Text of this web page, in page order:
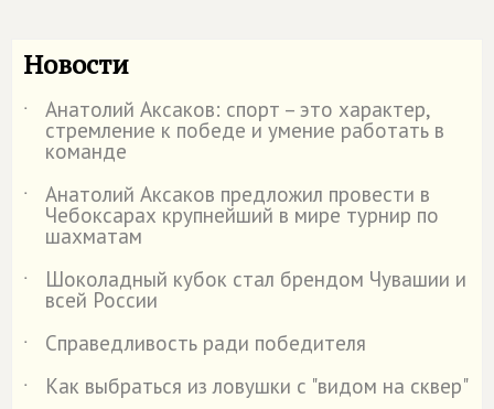
Новости
˙ Анатолий Аксаков: спорт – это характер,
стремление к победе и умение работать в
команде
˙
Анатолий Аксаков предложил провести в
Чебоксарах крупнейший в мире турнир по
шахматам
˙
Шоколадный кубок стал брендом Чувашии и
всей России
˙
Справедливость ради победителя
˙
Как выбраться из ловушки с "видом на сквер"